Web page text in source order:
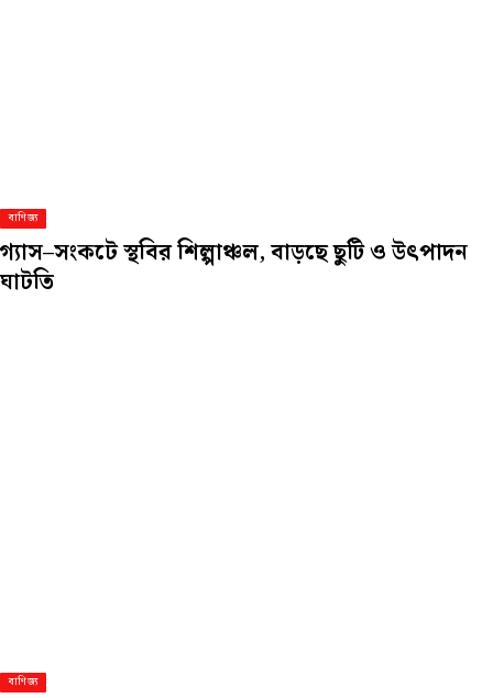
বাণিজ্য
গ্যাস–সংকটে স্থবির শিল্পাঞ্চল, বাড়ছে ছুটি ও উৎপাদন
ঘাটতি
বাণিজ্য